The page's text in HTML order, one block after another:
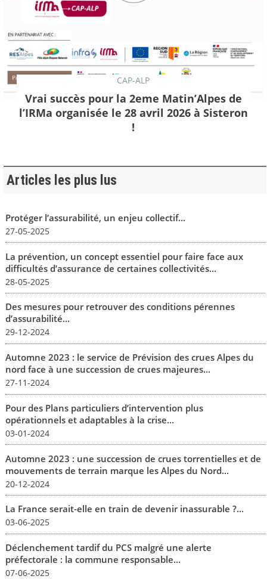
CAP-ALP
Vrai succès pour la 2eme Matin’Alpes de
l’IRMa organisée le 28 avril 2026 à Sisteron
!
Articles les plus lus
Protéger l’assurabilité, un enjeu collectif...
27-05-2025
La prévention, un concept essentiel pour faire face aux
difficultés d’assurance de certaines collectivités...
28-05-2025
Des mesures pour retrouver des conditions pérennes
d’assurabilité...
29-12-2024
Automne 2023 : le service de Prévision des crues Alpes du
nord face à une succession de crues majeures...
27-11-2024
Pour des Plans particuliers d’intervention plus
opérationnels et adaptables à la crise...
03-01-2024
Automne 2023 : une succession de crues torrentielles et de
mouvements de terrain marque les Alpes du Nord...
20-12-2024
La France serait-elle en train de devenir inassurable ?...
03-06-2025
Déclenchement tardif du PCS malgré une alerte
préfectorale : la commune responsable...
07-06-2025